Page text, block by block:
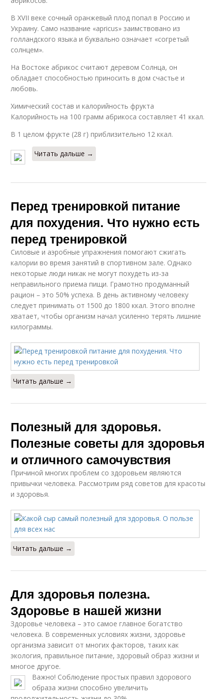
В XVII веке сочный оранжевый плод попал в Россию и
Украину. Само название «apricus» заимствовано из
голландского языка и буквально означает «согретый
солнцем».
На Востоке абрикос считают деревом Солнца, он
обладает способностью приносить в дом счастье и
любовь.
Химический состав и калорийность фрукта
Калорийность на 100 грамм абрикоса составляет 41 ккал.
В 1 целом фрукте (28 г) приблизительно 12 ккал.
Читать дальше →
Перед тренировкой питание
для похудения. Что нужно есть
перед тренировкой
Силовые и аэробные упражнения помогают сжигать
калории во время занятий в спортивном зале. Однако
некоторые люди никак не могут похудеть из-за
неправильного приема пищи. Грамотно продуманный
рацион – это 50% успеха. В день активному человеку
следует принимать от 1500 до 1800 ккал. Этого вполне
хватает, чтобы организм начал усиленно терять лишние
килограммы.
Читать дальше →
Полезный для здоровья.
Полезные советы для здоровья
и отличного самочувствия
Причиной многих проблем со здоровьем являются
привычки человека. Рассмотрим ряд советов для красоты
и здоровья.
Читать дальше →
Для здоровья полезна.
Здоровье в нашей жизни
Здоровье человека – это самое главное богатство
человека. В современных условиях жизни, здоровье
организма зависит от многих факторов, таких как
экология, правильное питание, здоровый образ жизни и
многое другое.
Важно! Соблюдение простых правил здорового
образа жизни способно увеличить